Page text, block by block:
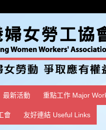
最新活動 重點工作 Major
會 友好連結 Useful Links